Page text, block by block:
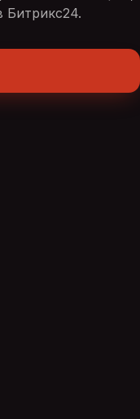
Битрикс24.